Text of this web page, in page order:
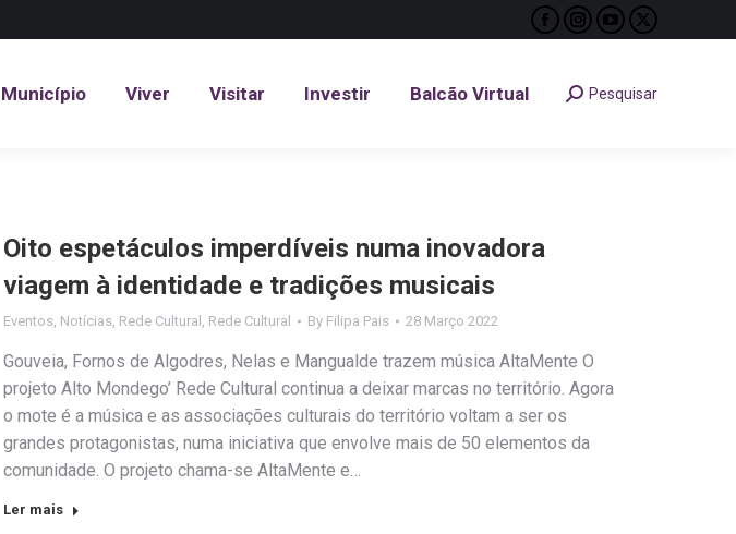
Facebook
opens
Instagram
opens
YouTube
opens
X
opens
Município Viver Visitar Investir Balcão Virtual Search:Pesquisar
Oito espetáculos imperdíveis numa inovadora
viagem à identidade e tradições musicais
Eventos, Notícias, Rede Cultural , Rede Cultural By Filipa Pais 28 Março 2022
Gouveia, Fornos de Algodres, Nelas e Mangualde trazem música AltaMente O
projeto Alto Mondego’ Rede Cultural continua a deixar marcas no território. Agora
o mote é a música e as associações culturais do território voltam a ser os
grandes protagonistas, numa iniciativa que envolve mais de 50 elementos da
comunidade. O projeto chama-se AltaMente e…
Ler mais
Município Viver Visitar Investir Balcão Virtual Search:
Pesquisar